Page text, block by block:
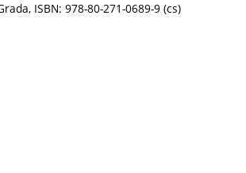
ISBN: 978-80-271-0689-9 (cs)